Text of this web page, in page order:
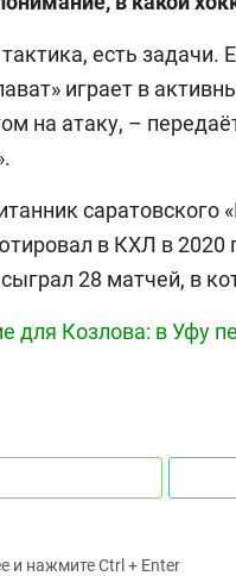
есть
играет в
на атаку, –
саратовского
в КХЛ в 2020
28 матчей, в
для Козлова: в Уфу
и нажмите Ctrl + Enter